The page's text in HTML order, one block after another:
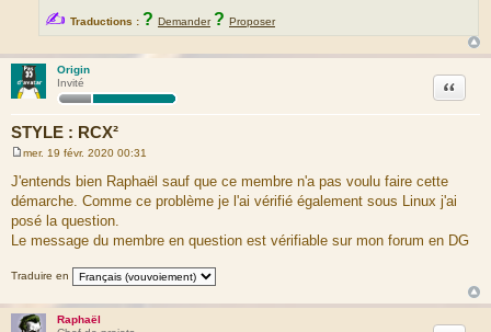
✍ Traductions : ? Demander ? Proposer
Origin
Invité
STYLE : RCX²
Citation
s
s
g
e
mer. 19 févr. 2020 00:31
J'entends bien Raphaël sauf que ce membre n'a pas voulu faire cette
démarche. Comme ce problème je l'ai vérifié également sous Linux j'ai
posé la question.
Le message du membre en question est vérifiable sur mon forum en DG
Traduire en
Raphaël